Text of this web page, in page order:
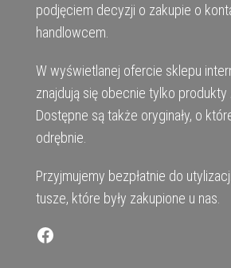
podjęciem decyzji o zakupie o
handlowcem.
W wyświetlanej ofercie sklepu
znajdują się obecnie tylko produkty
Dostępne są także oryginały, o
odrębnie.
Przyjmujemy bezpłatnie do
tusze, które były zakupione u nas.
Facebook